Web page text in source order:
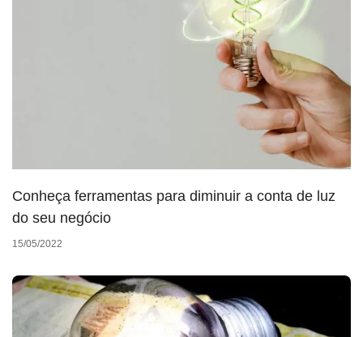
Conheça ferramentas para diminuir a conta de luz
do seu negócio
15/05/2022